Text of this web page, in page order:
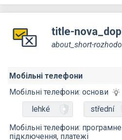
title-
about_short-
Мобільні телефони
Мобільні телефони: основи
lehké
střední
Мобільні телефони:
підключення, платежі